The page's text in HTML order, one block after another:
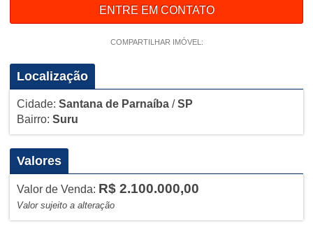
ENTRE EM CONTATO
COMPARTILHAR IMÓVEL:
Localização
Cidade: Santana de Parnaíba/SP
Bairro: Suru
Valores
Valor de Venda: R$ 2.100.000,00
Valor sujeito a alteração